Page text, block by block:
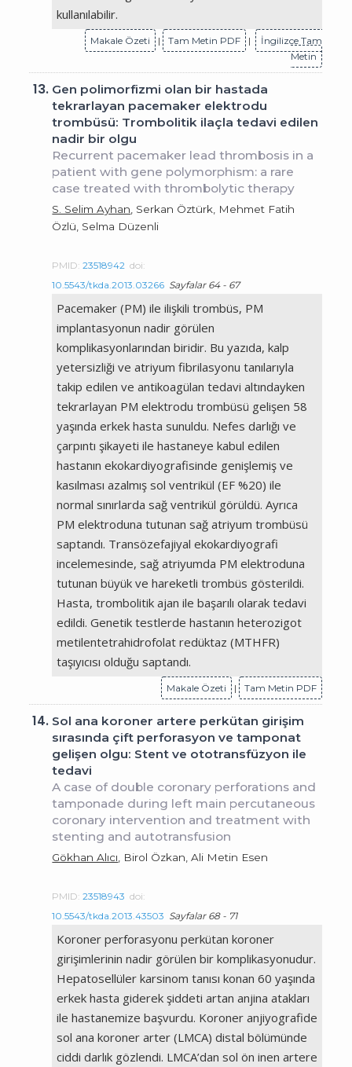
kullanılabilir.
Makale Özeti | Tam Metin PDF |
İngilizce Tam
Metin
13. Gen polimorfizmi olan bir hastada
tekrarlayan pacemaker elektrodu
trombüsü: Trombolitik ilaçla tedavi edilen
nadir bir olgu
Recurrent pacemaker lead thrombosis in a
patient with gene polymorphism: a rare
case treated with thrombolytic therapy
S. Selim Ayhan , Serkan Öztürk, Mehmet Fatih
Özlü, Selma Düzenli
PMID:23518942 doi:
10.5543/tkda.2013.03266 Sayfalar 64 - 67
Pacemaker (PM) ile ilişkili trombüs, PM
implantasyonun nadir görülen
komplikasyonlarından biridir. Bu yazıda, kalp
yetersizliği ve atriyum fibrilasyonu tanılarıyla
takip edilen ve antikoagülan tedavi altındayken
tekrarlayan PM elektrodu trombüsü gelişen 58
yaşında erkek hasta sunuldu. Nefes darlığı ve
çarpıntı şikayeti ile hastaneye kabul edilen
hastanın ekokardiyografisinde genişlemiş ve
kasılması azalmış sol ventrikül (EF %20) ile
normal sınırlarda sağ ventrikül görüldü. Ayrıca
PM elektroduna tutunan sağ atriyum trombüsü
saptandı. Transözefajiyal ekokardiyografi
incelemesinde, sağ atriyumda PM elektroduna
tutunan büyük ve hareketli trombüs gösterildi.
Hasta, trombolitik ajan ile başarılı olarak tedavi
edildi. Genetik testlerde hastanın heterozigot
metilentetrahidrofolat redüktaz (MTHFR)
taşıyıcısı olduğu saptandı.
Makale Özeti | Tam Metin PDF
14. Sol ana koroner artere perkütan girişim
sırasında çift perforasyon ve tamponat
gelişen olgu: Stent ve ototransfüzyon ile
tedavi
A case of double coronary perforations and
tamponade during left main percutaneous
coronary intervention and treatment with
stenting and autotransfusion
Gökhan Alıcı , Birol Özkan, Ali Metin Esen
PMID:23518943 doi:
10.5543/tkda.2013.43503 Sayfalar 68 - 71
Koroner perforasyonu perkütan koroner
girişimlerinin nadir görülen bir komplikasyonudur.
Hepatosellüler karsinom tanısı konan 60 yaşında
erkek hasta giderek şiddeti artan anjina atakları
ile hastanemize başvurdu. Koroner anjiyografide
sol ana koroner arter (LMCA) distal bölümünde
ciddi darlık gözlendi. LMCA’dan sol ön inen artere